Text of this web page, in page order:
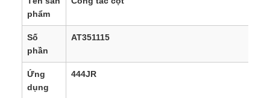
phẩm
Số
phần
AT351115
Ứng
dụng
444JR